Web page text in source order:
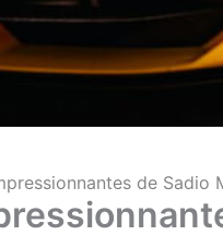
de Sadio